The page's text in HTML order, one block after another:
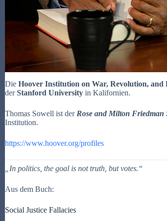
Die Hoover Institution on War, Revolution, and
derStanford University in Kalifornien.
Thomas Sowell ist der Rose and Milton
Institution.
https://www.hoover.org/profiles
„In politics, the goal is not truth, but votes.“
Aus dem Buch:
Social Justice Fallacies